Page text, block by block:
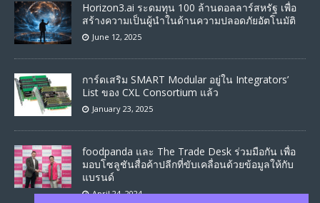
Horizon3.ai ระดมทุน 100 ล้านดอลลาร์สหรัฐ เพื่อ
สร้างความเป็นผู้นำในด้านความปลอดภัยอัตโนมัติ
June 12, 2025
การ์ดเสริม SMART Modular อยู่ใน Integrators’
List ของ CXL Consortium แล้ว
January 23, 2025
foodpanda และ The Trade Desk ร่วมมือกัน เพื่อ
มอบโซลูชันสื่อค้าปลีกที่ขับเคลื่อนด้วยข้อมูลให้กับ
แบรนด์
April 24, 2024